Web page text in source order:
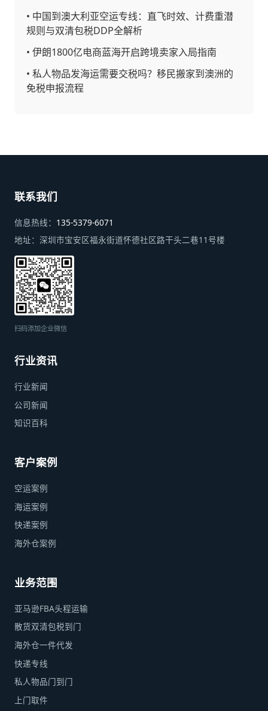
• 中国到澳大利亚空运专线：直飞时效、计费重潜
规则与双清包税DDP全解析
• 伊朗1800亿电商蓝海开启跨境卖家入局指南
• 私人物品发海运需要交税吗？移民搬家到澳洲的
免税申报流程
联系我们
信息热线： 135-5379-6071
地址： 深圳市宝安区福永街道怀德社区路干头二巷11号楼
扫码添加企业微信
行业资讯
行业新闻
公司新闻
知识百科
客户案例
空运案例
海运案例
快递案例
海外仓案例
业务范围
亚马逊FBA头程运输
散货双清包税到门
海外仓一件代发
快递专线
私人物品门到门
上门取件